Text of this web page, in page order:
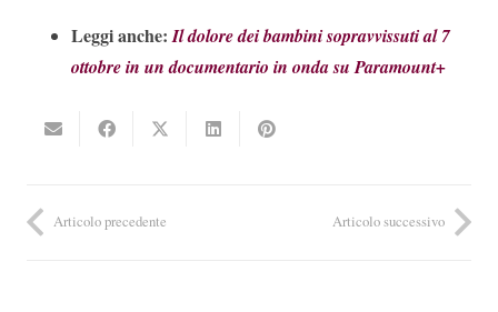
Leggi anche:Il dolore dei bambini sopravvissuti al 7
ottobre in un documentario in onda su Paramount+
Articolo precedente Articolo successivo